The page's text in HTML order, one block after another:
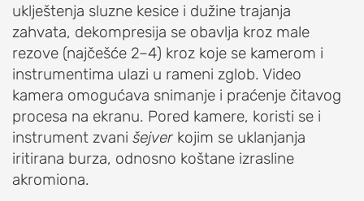
O
udruženju
OrthoExpert
Education
AKTIVNOSTI
Novosti
i
obaveštenja
uklještenja sluzne kesice i dužine trajanja
zahvata, dekompresija se obavlja kroz male
rezove (najčešće 2–4) kroz koje se kamerom i
instrumentima ulazi u rameni zglob. Video
kamera omogućava snimanje i praćenje čitavog
procesa na ekranu. Pored kamere, koristi se i
instrument zvani šejver kojim se uklanjanja
iritirana burza, odnosno koštane izrasline
akromiona.